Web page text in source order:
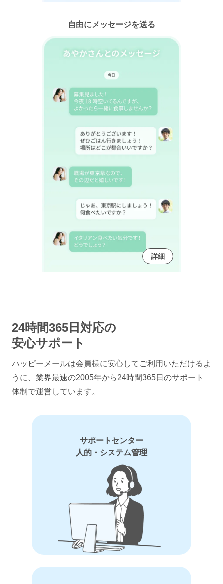
自由にメッセージを送る
詳細
24時間365日対応の
安心サポート
ハッピーメールは会員様に安心してご利用いただけるよ
うに、 業界最速の2005年から24時間365日のサポート
体制で運営しています。
サポートセンター
人的・システム管理